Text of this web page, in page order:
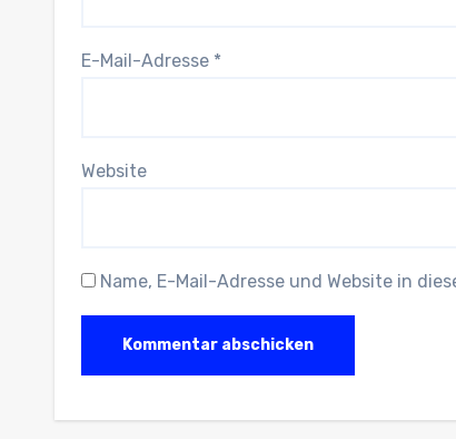
E-Mail-Adresse *
Website
Name, E-Mail-Adresse und Website in